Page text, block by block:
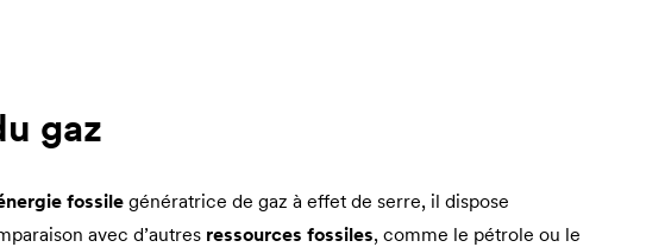
gaz
fossile génératrice de gaz à effet de serre, il dispose
avec d’autres ressources fossiles, comme le pétrole ou le